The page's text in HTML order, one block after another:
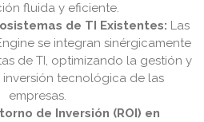
fluida y eficiente.
de TI Existentes: Las
se integran sinérgicamente
de TI, optimizando la gestión y
inversión tecnológica de las
empresas.
de Inversión (ROI) en